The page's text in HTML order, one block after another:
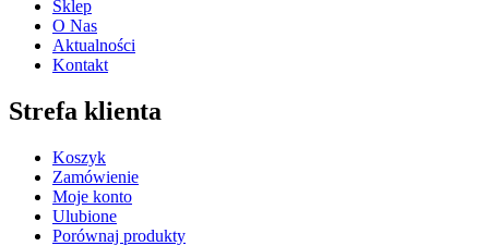
Sklep
O Nas
Aktualności
Kontakt
Strefa klienta
Koszyk
Zamówienie
Moje konto
Ulubione
Porównaj produkty